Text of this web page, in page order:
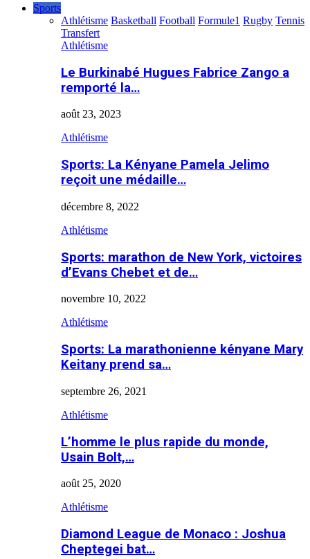
Sports
Athlétisme Basketball Football Formule1 Rugby Tennis
Transfert
Athlétisme
Le Burkinabé Hugues Fabrice Zango a
remporté la…
août 23, 2023
Athlétisme
Sports: La Kényane Pamela Jelimo
reçoit une médaille…
décembre 8, 2022
Athlétisme
Sports: marathon de New York, victoires
d’Evans Chebet et de…
novembre 10, 2022
Athlétisme
Sports: La marathonienne kényane Mary
Keitany prend sa…
septembre 26, 2021
Athlétisme
L’homme le plus rapide du monde,
Usain Bolt,…
août 25, 2020
Athlétisme
Diamond League de Monaco : Joshua
Cheptegei bat…